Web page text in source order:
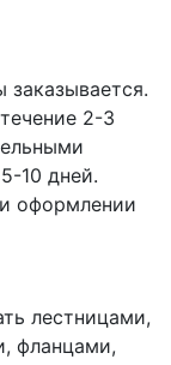
заказывается.
2-3
10 дней.
оформлении
лестницами,
фланцами,